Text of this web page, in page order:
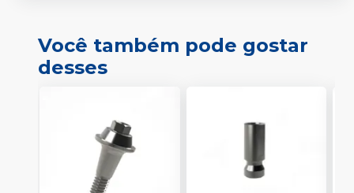
Você também pode gostar
desses